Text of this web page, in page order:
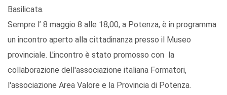
Basilicata.
Sempre l’ 8 maggio 8 alle 18,00, a Potenza, è in programma
un incontro aperto alla cittadinanza presso il Museo
provinciale. L'incontro è stato promosso con la
collaborazione dell'associazione italiana Formatori,
l'associazione Area Valore e la Provincia di Potenza.